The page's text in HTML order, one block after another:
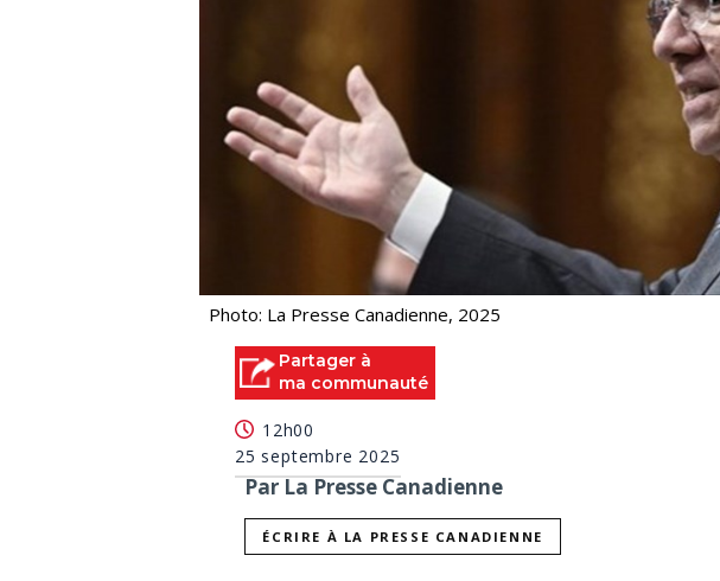
Photo: La Presse Canadienne, 2025
Partager à
ma communauté
12h00
25 septembre 2025
Par La Presse Canadienne
ÉCRIRE À LA PRESSE CANADIENNE